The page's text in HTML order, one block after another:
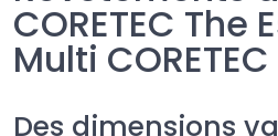
CORETEC The
Multi CORETEC
Des dimensions